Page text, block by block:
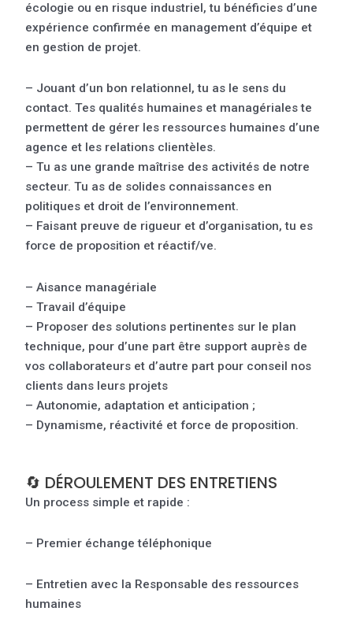
écologie ou en risque industriel, tu bénéficies d’une
expérience confirmée en management d’équipe et
en gestion de projet.
– Jouant d’un bon relationnel, tu as le sens du
contact. Tes qualités humaines et managériales te
permettent de gérer les ressources humaines d’une
agence et les relations clientèles.
– Tu as une grande maîtrise des activités de notre
secteur. Tu as de solides connaissances en
politiques et droit de l’environnement.
– Faisant preuve de rigueur et d’organisation, tu es
force de proposition et réactif/ve.
– Aisance managériale
– Travail d’équipe
– Proposer des solutions pertinentes sur le plan
technique, pour d’une part être support auprès de
vos collaborateurs et d’autre part pour conseil nos
clients dans leurs projets
– Autonomie, adaptation et anticipation ;
– Dynamisme, réactivité et force de proposition.
🔄 DÉROULEMENT DES ENTRETIENS
Un process simple et rapide :
– Premier échange téléphonique
– Entretien avec la Responsable des ressources
humaines